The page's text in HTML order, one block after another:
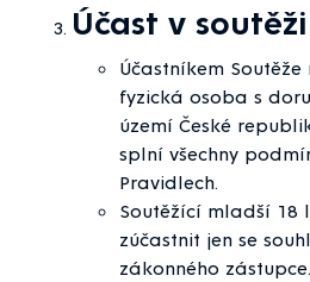
Účast v soutěži
Účastníkem
fyzická osoba s
území České
splní všechny
Pravidlech.
Soutěžící mladší 18
zúčastnit jen se
zákonného zástupce.